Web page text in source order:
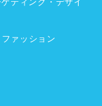
ァッション